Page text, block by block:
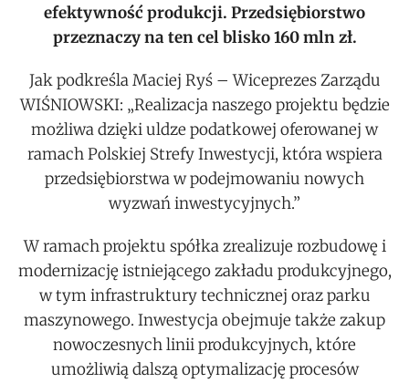
efektywność produkcji. Przedsiębiorstwo
przeznaczy na ten cel blisko 160 mln zł.
Jak podkreśla Maciej Ryś – Wiceprezes Zarządu
WIŚNIOWSKI: „Realizacja naszego projektu będzie
możliwa dzięki uldze podatkowej oferowanej w
ramach Polskiej Strefy Inwestycji, która wspiera
przedsiębiorstwa w podejmowaniu nowych
wyzwań inwestycyjnych.”
W ramach projektu spółka zrealizuje rozbudowę i
modernizację istniejącego zakładu produkcyjnego,
w tym infrastruktury technicznej oraz parku
maszynowego. Inwestycja obejmuje także zakup
nowoczesnych linii produkcyjnych, które
umożliwią dalszą optymalizację procesów